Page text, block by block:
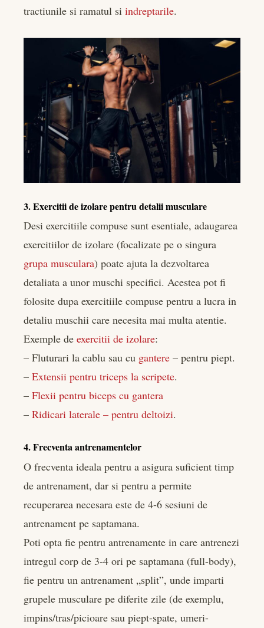
tractiunile si ramatul si indreptarile.
3. Exercitii de izolare pentru detalii musculare
Desi exercitiile compuse sunt esentiale, adaugarea
exercitiilor de izolare (focalizate pe o singura
grupa musculara) poate ajuta la dezvoltarea
detaliata a unor muschi specifici. Acestea pot fi
folosite dupa exercitiile compuse pentru a lucra in
detaliu muschii care necesita mai multa atentie.
Exemple de exercitii de izolare:
– Fluturari la cablu sau cu gantere – pentru piept.
– Extensii pentru triceps la scripete.
– Flexii pentru biceps cu gantera
– Ridicari laterale – pentru deltoizi.
4. Frecventa antrenamentelor
O frecventa ideala pentru a asigura suficient timp
de antrenament, dar si pentru a permite
recuperarea necesara este de 4-6 sesiuni de
antrenament pe saptamana.
Poti opta fie pentru antrenamente in care antrenezi
intregul corp de 3-4 ori pe saptamana (full-body),
fie pentru un antrenament „split”, unde imparti
grupele musculare pe diferite zile (de exemplu,
impins/tras/picioare sau piept-spate, umeri-